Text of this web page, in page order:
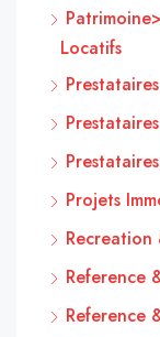
Locatifs
Prestataires
Projets
Recreation
Reference
Reference